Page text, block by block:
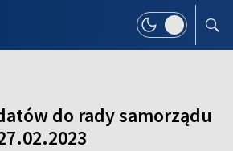
do rady samorządu